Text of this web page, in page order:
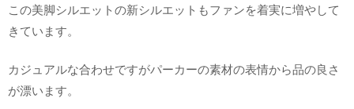
この美脚シルエットの新シルエットもファンを着実に増やして
きています。
カジュアルな合わせですがパーカーの素材の表情から品の良さ
が漂います。